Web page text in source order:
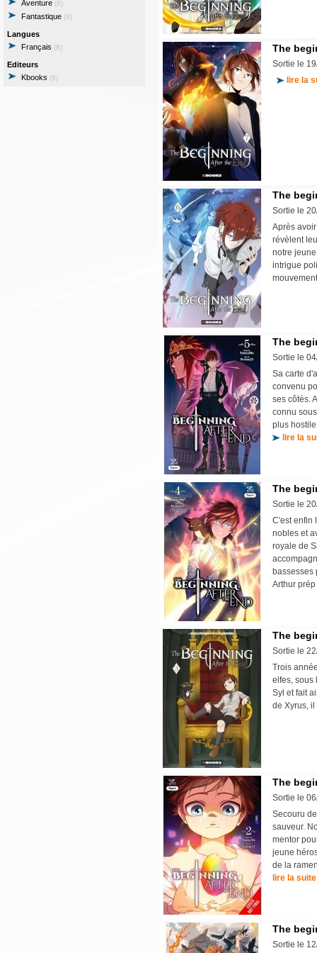
Aventure (8)
Fantastique (8)
Langues
Français (8)
Editeurs
Kbooks (8)
The
Sortie le
lire la
The
Sortie le
Après
révèlent
notre
intrigue
The
Sortie le
Sa carte
convenu
ses côtés.
connu
plus
lire la
The
Sortie le
C'est enfin
nobles et
royale de
bassesses
Arthur
The
Sortie le
Trois
elfes, sous
Syl et fait
de Xyrus,
The
Sortie le
Secouru
sauveur.
mentor
jeune
de la
lire la suite
The
Sortie le